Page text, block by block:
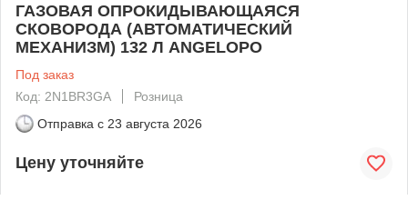
ГАЗОВАЯ ОПРОКИДЫВАЮЩАЯСЯ
СКОВОРОДА (АВТОМАТИЧЕСКИЙ
МЕХАНИЗМ) 132 Л ANGELOPO
Под заказ
Код: 2N1BR3GA
Розница
Отправка с 23 августа 2026
Цену уточняйте